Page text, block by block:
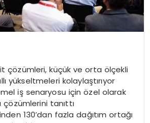
çözümleri, küçük ve orta ölçekli
yükseltmeleri kolaylaştırıyor
iş senaryosu için özel olarak
çözümlerini tanıttı
130’dan fazla dağıtım ortağı